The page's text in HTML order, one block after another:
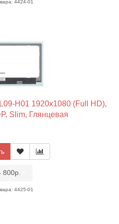
4424-01
H01 1920x1080 (Full HD),
Slim, Глянцевая
800р.
4425-01